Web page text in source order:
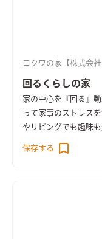
ロクワの家【株式会
回るくらしの家
家の中心を『回る』
って家事のストレス
やリビングでも趣味
ぞれの『やるべきコ
スイと回っていく。
保存する